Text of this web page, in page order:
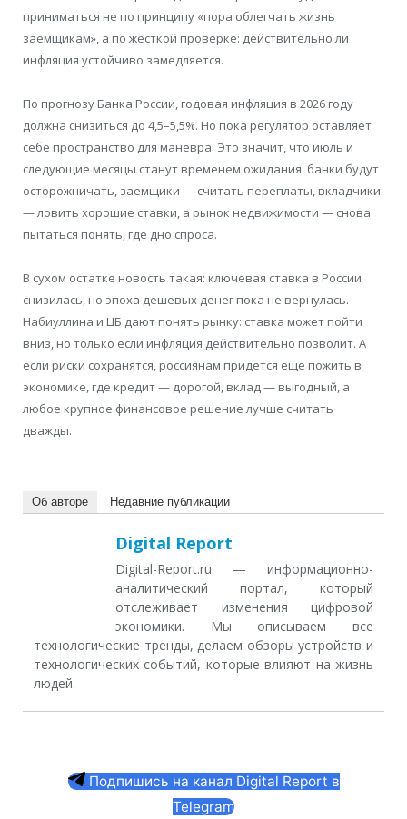
приниматься не по принципу «пора облегчать жизнь
заемщикам», а по жесткой проверке: действительно ли
инфляция устойчиво замедляется.
По прогнозу Банка России, годовая инфляция в 2026 году
должна снизиться до 4,5–5,5%. Но пока регулятор оставляет
себе пространство для маневра. Это значит, что июль и
следующие месяцы станут временем ожидания: банки будут
осторожничать, заемщики — считать переплаты, вкладчики
— ловить хорошие ставки, а рынок недвижимости — снова
пытаться понять, где дно спроса.
В сухом остатке новость такая: ключевая ставка в России
снизилась, но эпоха дешевых денег пока не вернулась.
Набиуллина и ЦБ дают понять рынку: ставка может пойти
вниз, но только если инфляция действительно позволит. А
если риски сохранятся, россиянам придется еще пожить в
экономике, где кредит — дорогой, вклад — выгодный, а
любое крупное финансовое решение лучше считать
дважды.
Об авторе Недавние публикации
Digital Report
Digital-Report.ru — информационно-
аналитический портал, который
отслеживает изменения цифровой
экономики. Мы описываем все
технологические тренды, делаем обзоры устройств и
технологических событий, которые влияют на жизнь
людей.
Подпишись на канал Digital Report в
Telegram